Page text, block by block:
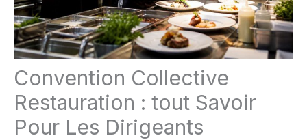
Convention Collective
Restauration : tout Savoir
Pour Les Dirigeants